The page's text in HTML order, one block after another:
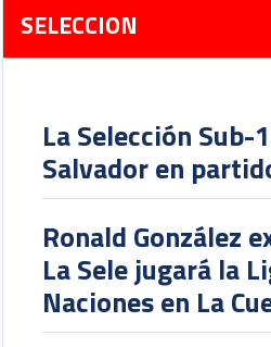
SELECCION
La Selección Sub-
Salvador en
Ronald González
La Sele jugará la
Naciones en La